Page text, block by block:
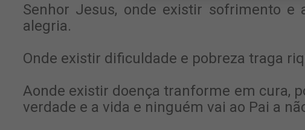
Senhor Jesus, onde existir sofrimento
alegria.
Onde existir dificuldade e pobreza traga
Aonde existir doença tranforme em cura,
verdade e a vida e ninguém vai ao Pai a